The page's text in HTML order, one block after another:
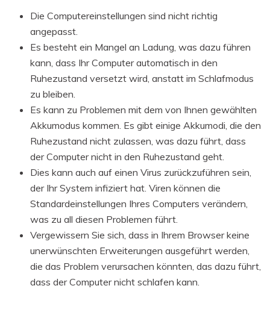
Die Computereinstellungen sind nicht richtig
angepasst.
Es besteht ein Mangel an Ladung, was dazu führen
kann, dass Ihr Computer automatisch in den
Ruhezustand versetzt wird, anstatt im Schlafmodus
zu bleiben.
Es kann zu Problemen mit dem von Ihnen gewählten
Akkumodus kommen. Es gibt einige Akkumodi, die den
Ruhezustand nicht zulassen, was dazu führt, dass
der Computer nicht in den Ruhezustand geht.
Dies kann auch auf einen Virus zurückzuführen sein,
der Ihr System infiziert hat. Viren können die
Standardeinstellungen Ihres Computers verändern,
was zu all diesen Problemen führt.
Vergewissern Sie sich, dass in Ihrem Browser keine
unerwünschten Erweiterungen ausgeführt werden,
die das Problem verursachen könnten, das dazu führt,
dass der Computer nicht schlafen kann.